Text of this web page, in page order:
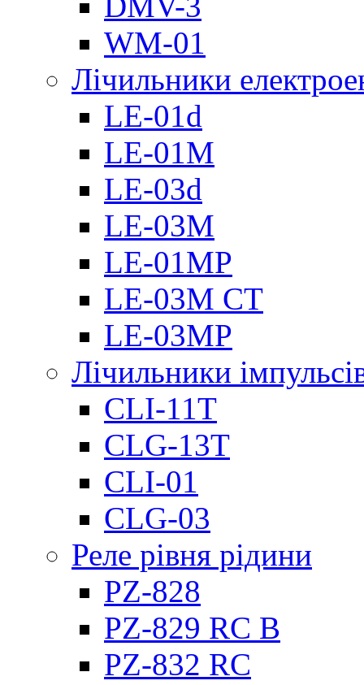
WM-01
Лічильники
LE-01d
LE-01M
LE-03d
LE-03M
LE-01MP
LE-03M CT
LE-03MP
Лічильники
CLI-11T
CLG-13T
CLI-01
CLG-03
Реле рівня рідини
PZ-828
PZ-829 RC B
PZ-832 RC